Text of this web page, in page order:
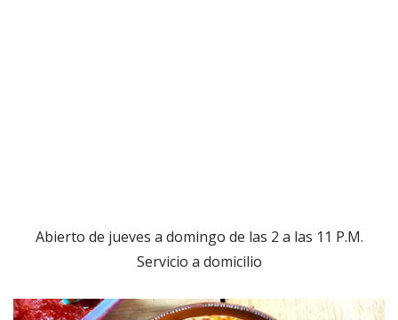
Abierto de jueves a domingo de las 2 a las 11 P.M.
Servicio a domicilio